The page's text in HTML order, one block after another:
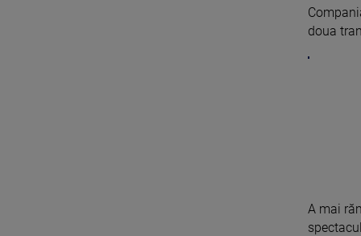
doua
A mai